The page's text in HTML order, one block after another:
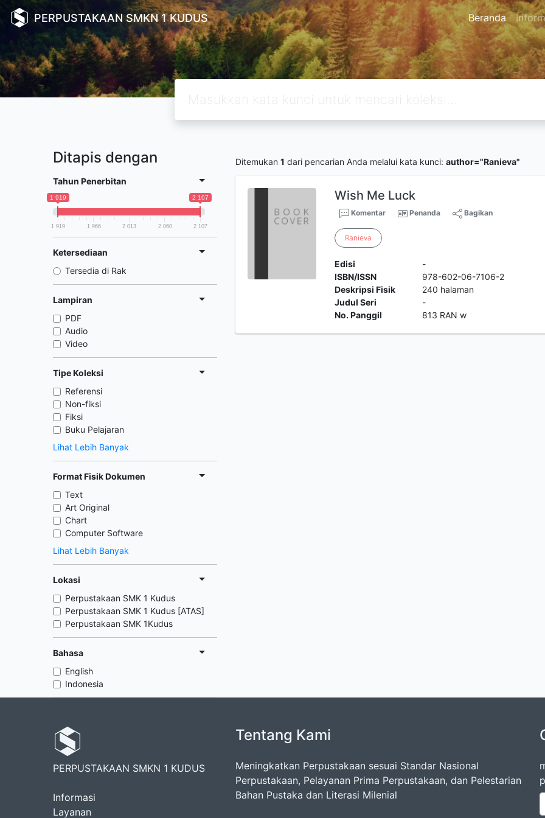
PERPUSTAKAAN SMKN 1 KUDUS Beranda
Ditapis dengan
Tahun Penerbitan
1 919 2 107
1 919 1 966 2 013 2 060 2 107
Ketersediaan
Tersedia di Rak
Lampiran
PDF
Audio
Video
Tipe Koleksi
Referensi
Non-fiksi
Fiksi
Buku Pelajaran
Lihat Lebih Banyak
Format Fisik Dokumen
Text
Art Original
Chart
Computer Software
Lihat Lebih Banyak
Lokasi
Perpustakaan SMK 1 Kudus
Perpustakaan SMK 1 Kudus [ATAS]
Perpustakaan SMK 1Kudus
Bahasa
English
Indonesia
Ditemukan 1 dari pencarian Anda melalui kata kunci: author="Ranieva"
Wish Me Luck
Komentar Penanda Bagikan
Ranieva
Edisi
-
ISBN/ISSN
978-602-06-7106-2
Deskripsi Fisik
240 halaman
Judul Seri
-
No. Panggil
813 RAN w
PERPUSTAKAAN SMKN 1 KUDUS
Informasi
Layanan
Tentang Kami
Meningkatkan Perpustakaan sesuai Standar Nasional
Perpustakaan, Pelayanan Prima Perpustakaan, dan Pelestarian
Bahan Pustaka dan Literasi Milenial